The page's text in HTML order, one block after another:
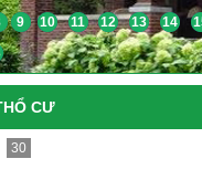
9 10 11 12 13 14
CƯ
30